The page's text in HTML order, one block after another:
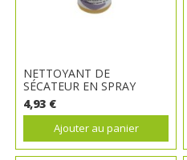
NETTOYANT DE
SÉCATEUR EN SPRAY
4,93 €
Ajouter au panier